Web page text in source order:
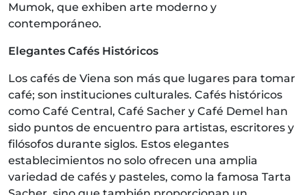
Mumok, que exhiben arte moderno y
contemporáneo.
Elegantes Cafés Históricos
Los cafés de Viena son más que lugares para tomar
café; son instituciones culturales. Cafés históricos
como Café Central, Café Sacher y Café Demel han
sido puntos de encuentro para artistas, escritores y
filósofos durante siglos. Estos elegantes
establecimientos no solo ofrecen una amplia
variedad de cafés y pasteles, como la famosa Tarta